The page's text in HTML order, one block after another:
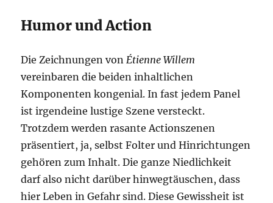
Humor und Action
Die Zeichnungen von Étienne Willem
vereinbaren die beiden inhaltlichen
Komponenten kongenial. In fast jedem Panel
ist irgendeine lustige Szene versteckt.
Trotzdem werden rasante Actionszenen
präsentiert, ja, selbst Folter und Hinrichtungen
gehören zum Inhalt. Die ganze Niedlichkeit
darf also nicht darüber hinwegtäuschen, dass
hier Leben in Gefahr sind. Diese Gewissheit ist